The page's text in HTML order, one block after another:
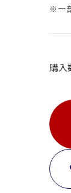
※一
購入